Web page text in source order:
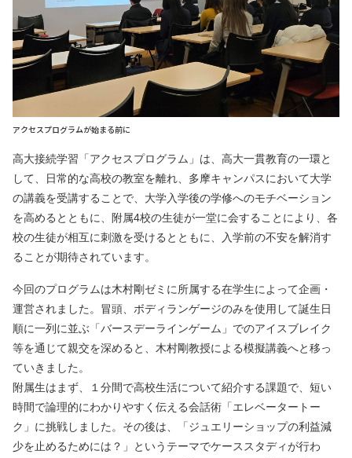
アクセスプログラムが始まる前に
高大接続学習「アクセスプログラム」は、高大一貫教育の一環と
して、日常的な高校の教室を離れ、多摩キャンパスにおいて大学
の講義を受講することで、大学入学後の学修へのモチベーション
を高めるとともに、附属4校の生徒が一堂に会することにより、各
校の生徒が相互に刺激を受けるとともに、入学前の不安を解消す
ることが期待されています。
今回のプログラムは木村剛ゼミに所属する在学生によって企画・
運営されました。冒頭、ボディランゲージのみを使用して誕生日
順に一列に並ぶ「バースデーラインゲーム」でのアイスブレイク
等を通じて親交を深めると、木村剛教授による模擬講義へと移っ
ていきました。
附属生はまず、１分間で高校生活について紹介する課題で、短い
時間で論理的にわかりやすく伝える会話術「エレベータートー
ク」に挑戦しました。その後は、「ジュエリーショップの利益減
少を止めるためには？」というテーマでケーススタディが行わ